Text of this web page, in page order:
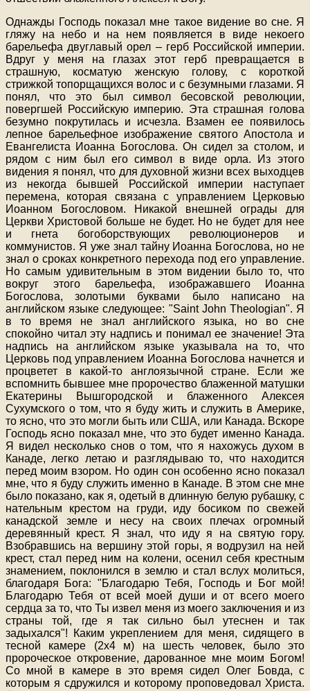
Однажды Господь показал мне такое видение во сне. Я
гляжу на небо и на нем появляется в виде некоего
барельефа двуглавый орел – герб Российской империи.
Вдруг у меня на глазах этот герб превращается в
страшную, косматую женскую голову, с короткой
стрижкой топорщащихся волос и с безумными глазами. Я
понял, что это был символ бесовской революции,
повергшей Российскую империю. Эта страшная голова
безумно покрутилась и исчезла. Взамен ее появилось
лепное барельефное изображение святого Апостола и
Евангелиста Иоанна Богослова. Он сидел за столом, и
рядом с ним был его символ в виде орла. Из этого
видения я понял, что для духовной жизни всех выходцев
из некогда бывшей Российской империи наступает
перемена, которая связана с управлением Церковью
Иоанном Богословом. Никакой внешней ограды для
Церкви Христовой больше не будет. Но не будет для нее
и гнета богоборствующих революционеров и
коммунистов. Я уже знал тайну Иоанна Богослова, но не
знал о сроках конкретного перехода под его управление.
Но самым удивительным в этом видении было то, что
вокруг этого барельефа, изображавшего Иоанна
Богослова, золотыми буквами было написано на
английском языке следующее: "Saint John Theologian". Я
в то время не знал английского языка, но во сне
спокойно читал эту надпись и понимал ее значение! Эта
надпись на английском языке указывала на то, что
Церковь под управлением Иоанна Богослова начнется и
процветет в какой-то англоязычной стране. Если же
вспомнить бывшее мне пророчество блаженной матушки
Екатерины Вышгородской и блаженного Алексея
Сухумского о том, что я буду жить и служить в Америке,
то ясно, что это могли быть или США, или Канада. Вскоре
Господь ясно показал мне, что это будет именно Канада.
Я видел несколько снов о том, что я нахожусь духом в
Канаде, легко летаю и разглядываю то, что находится
перед моим взором. Но один сон особенно ясно показал
мне, что я буду служить именно в Канаде. В этом сне мне
было показано, как я, одетый в длинную белую рубашку, с
нательным крестом на груди, иду босиком по свежей
канадской земле и несу на своих плечах огромный
деревянный крест. Я знал, что иду я на святую гору.
Взобравшись на вершину этой горы, я водрузил на ней
крест, стал перед ним на колени, осенил себя крестным
знамением, поклонился в землю и стал вслух молиться,
благодаря Бога: "Благодарю Тебя, Господь и Бог мой!
Благодарю Тебя от всей моей души и от всего моего
сердца за то, что Ты извел меня из моего заключения и из
страны той, где я так сильно был утеснен и так
задыхался"! Каким укреплением для меня, сидящего в
тесной камере (2х4 м) на шесть человек, было это
пророческое откровение, дарованное мне моим Богом!
Со мной в камере в это время сидел Олег Бовда, с
которым я сдружился и которому проповедовал Христа.